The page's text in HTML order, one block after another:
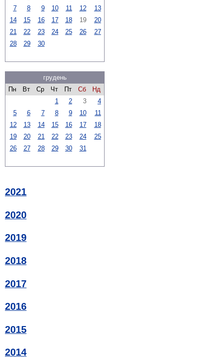
7
8 9 10 11 12
13
14
15 16 17 18 19
20
21
22 23 24 25 26
27
28
29 30
грудень
Пн
Вт Ср Чт Пт Сб
Нд
1
2 3
4
5
6 7 8 9 10
11
12
13 14 15 16 17
18
19
20 21 22 23 24
25
26
27 28 29 30 31
2021
2020
2019
2018
2017
2016
2015
2014